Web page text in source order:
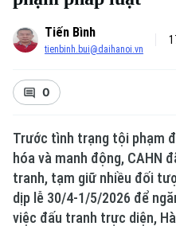
Tiến Bình
tienbinh.bui@daihanoi.vn
0
Trước tình trạng tội phạm
hóa và manh động, CAHN
tranh, tạm giữ nhiều đối
dịp lễ 30/4-1/5/2026 để
việc đấu tranh trực diện,